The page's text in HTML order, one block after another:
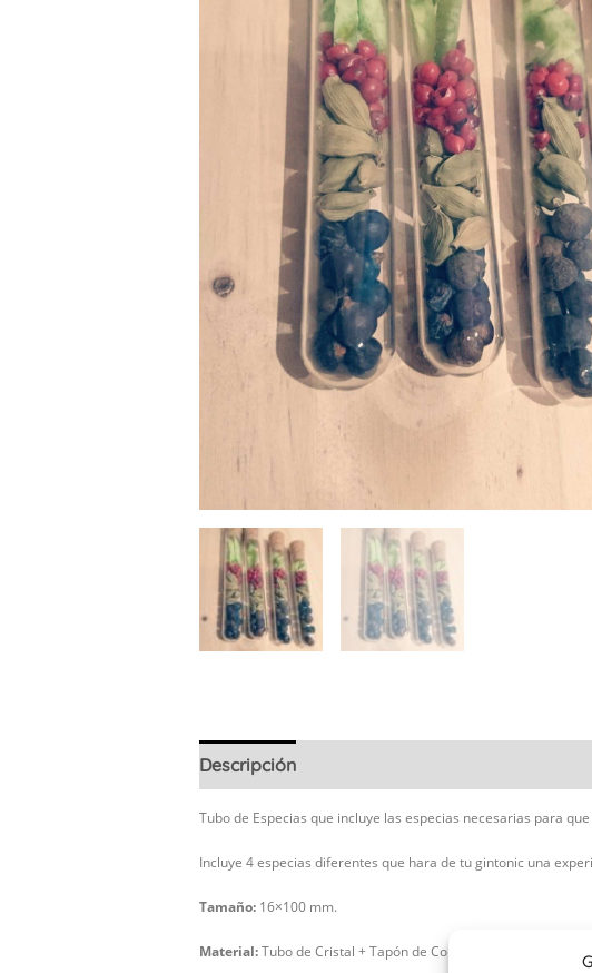
Descripción
Tubo de Especias que incluye las especias necesarias para
Incluye 4 especias diferentes que hara de tu gintonic una
Tamaño: 16×100 mm.
Material:Tubo de Cristal + Tapón de Corcho